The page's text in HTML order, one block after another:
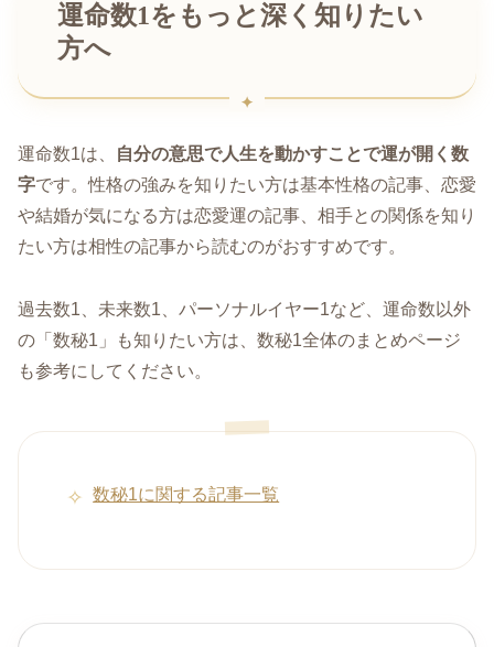
運命数1をもっと深く知りたい
方へ
運命数1は、
自分の意思で人生を動かすことで運が開く数
字です。性格の強みを知りたい方は基本性格の記事、恋愛
や結婚が気になる方は恋愛運の記事、相手との関係を知り
たい方は相性の記事から読むのがおすすめです。
過去数1、未来数1、パーソナルイヤー1など、運命数以外
の「数秘1」も知りたい方は、数秘1全体のまとめページ
も参考にしてください。
数秘1に関する記事一覧